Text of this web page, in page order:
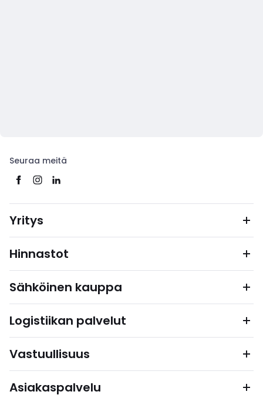
Seuraa meitä
Yritys
Hinnastot
Sähköinen kauppa
Logistiikan palvelut
Vastuullisuus
Asiakaspalvelu